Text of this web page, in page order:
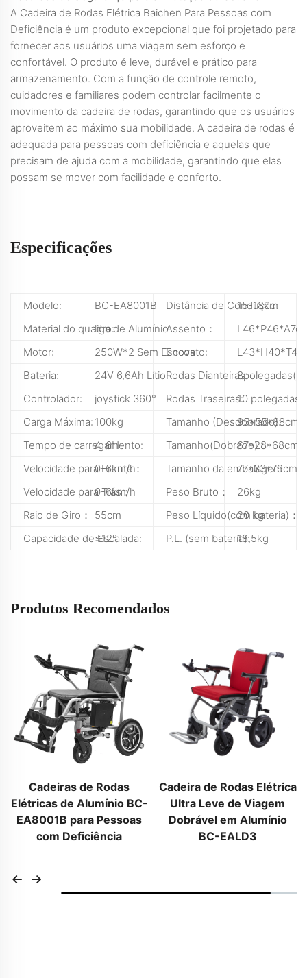
A Cadeira de Rodas Elétrica Baichen Para Pessoas com
Deficiência é um produto excepcional que foi projetado para
fornecer aos usuários uma viagem sem esforço e
confortável. O produto é leve, durável e prático para
armazenamento. Com a função de controle remoto,
cuidadores e familiares podem controlar facilmente o
movimento da cadeira de rodas, garantindo que os usuários
aproveitem ao máximo sua mobilidade. A cadeira de rodas é
adequada para pessoas com deficiência e aquelas que
precisam de ajuda com a mobilidade, garantindo que elas
possam se mover com facilidade e conforto.
Especificações
Modelo: BC-EA8001B Distância de Condução:
15-18km
Material do quadro:liga de AlumínioAssento：
Motor:
250W*2 Sem Escova
Encosto:
Bateria:
24V 6,6Ah LítioRodas Dianteiras:
Controlador:
joystick 360° Rodas Traseiras:10 polegadas
Carga Máxima: 100kg Tamanho (Desdobrado):
95*55*88cm
Tempo de carregamento:
4-6H Tamanho(Dobrado)：67*28*68cm
Velocidade para Frente：
0-6km/h Tamanho da embalagem：
77*33*79cm
Velocidade para Trás：
0-6km/h Peso Bruto：
26kg
Raio de Giro：
55cm Peso Líquido(com bateria)：
20 kg
Capacidade de Escalada:
≤12° P.L. (sem bateria):18,5kg
Produtos Recomendados
Cadeiras de Rodas
Elétricas de Alumínio BC-
EA8001B para Pessoas
com Deficiência
Cadeira de Rodas Elétrica
Ultra Leve de Viagem
Dobrável em Alumínio
BC-EALD3